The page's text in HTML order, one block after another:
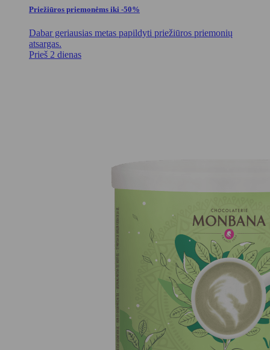
Priežiūros priemonėms iki -50%
Dabar geriausias metas papildyti priežiūros priemonių
atsargas.
Prieš 2 dienas